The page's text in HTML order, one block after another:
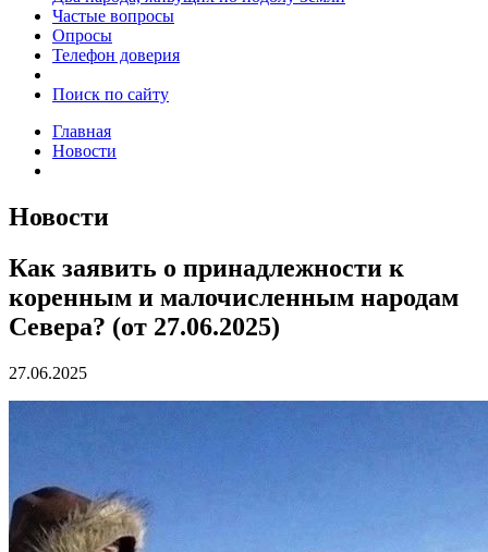
Частые вопросы
Опросы
Телефон доверия
Поиск по сайту
Главная
Новости
Новости
Как заявить о принадлежности к
коренным и малочисленным народам
Севера? (от 27.06.2025)
27.06.2025